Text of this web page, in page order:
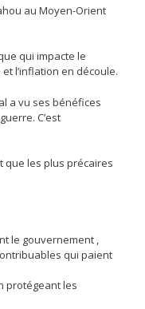
au Moyen-Orient
qui impacte le
l’inflation en découle.
a vu ses bénéfices
C’est
que les plus précaires
le gouvernement ,
qui paient
protégeant les